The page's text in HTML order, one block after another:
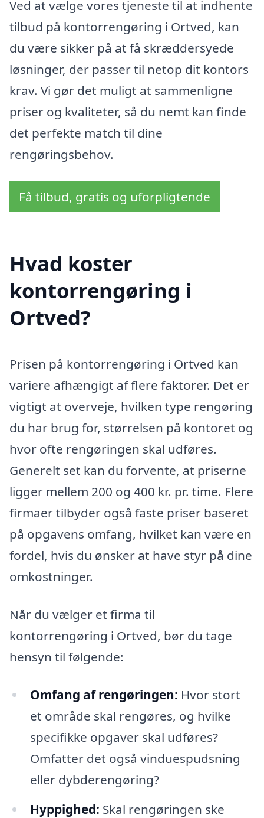
Ved at vælge vores tjeneste til at indhente
tilbud på kontorrengøring i Ortved, kan
du være sikker på at få skræddersyede
løsninger, der passer til netop dit kontors
krav. Vi gør det muligt at sammenligne
priser og kvaliteter, så du nemt kan finde
det perfekte match til dine
rengøringsbehov.
Få tilbud, gratis og uforpligtende
Hvad koster
kontorrengøring i
Ortved?
Prisen på kontorrengøring i Ortved kan
variere afhængigt af flere faktorer. Det er
vigtigt at overveje, hvilken type rengøring
du har brug for, størrelsen på kontoret og
hvor ofte rengøringen skal udføres.
Generelt set kan du forvente, at priserne
ligger mellem 200 og 400 kr. pr. time. Flere
firmaer tilbyder også faste priser baseret
på opgavens omfang, hvilket kan være en
fordel, hvis du ønsker at have styr på dine
omkostninger.
Når du vælger et firma til
kontorrengøring i Ortved, bør du tage
hensyn til følgende:
Omfang af rengøringen: Hvor stort
et område skal rengøres, og hvilke
specifikke opgaver skal udføres?
Omfatter det også vinduespudsning
eller dybderengøring?
Hyppighed: Skal rengøringen ske